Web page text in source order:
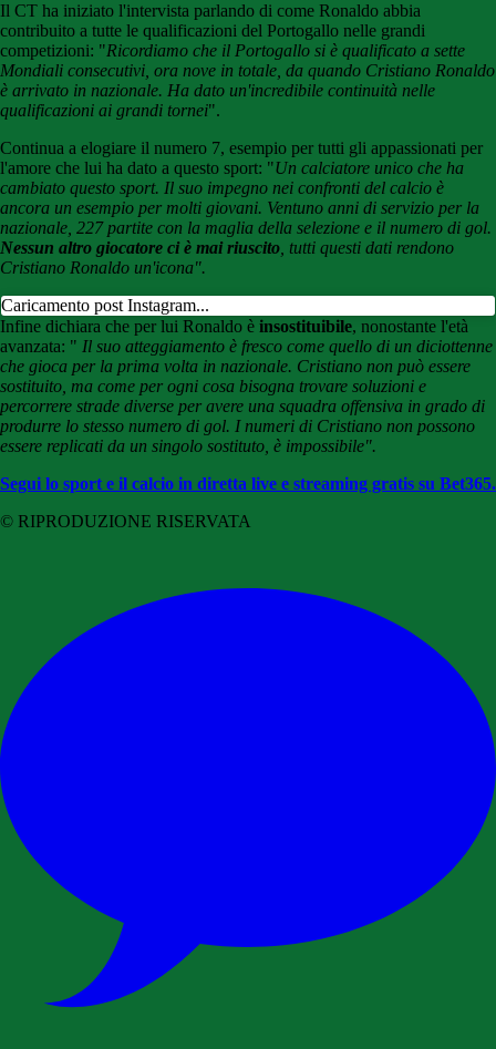
Il CT ha iniziato l'intervista parlando di come Ronaldo abbia
contribuito a tutte le qualificazioni del Portogallo nelle grandi
competizioni: "Ricordiamo che il Portogallo si è qualificato a sette
Mondiali consecutivi, ora nove in totale, da quando Cristiano Ronaldo
è arrivato in nazionale. Ha dato un'incredibile continuità nelle
qualificazioni ai grandi tornei".
Continua a elogiare il numero 7, esempio per tutti gli appassionati per
l'amore che lui ha dato a questo sport: "Un calciatore unico che ha
cambiato questo sport. Il suo impegno nei confronti del calcio è
ancora un esempio per molti giovani. Ventuno anni di servizio per la
nazionale, 227 partite con la maglia della selezione e il numero di gol.
Nessun altro giocatore ci è mai riuscito , tutti questi dati rendono
Cristiano Ronaldo un'icona".
Caricamento post Instagram...
Infine dichiara che per lui Ronaldo è insostituibile, nonostante l'età
avanzata: " Il suo atteggiamento è fresco come quello di un diciottenne
che gioca per la prima volta in nazionale. Cristiano non può essere
sostituito, ma come per ogni cosa bisogna trovare soluzioni e
percorrere strade diverse per avere una squadra offensiva in grado di
produrre lo stesso numero di gol. I numeri di Cristiano non possono
essere replicati da un singolo sostituto, è impossibile".
Segui lo sport e il calcio in diretta live e streaming gratis su Bet365.
© RIPRODUZIONE RISERVATA